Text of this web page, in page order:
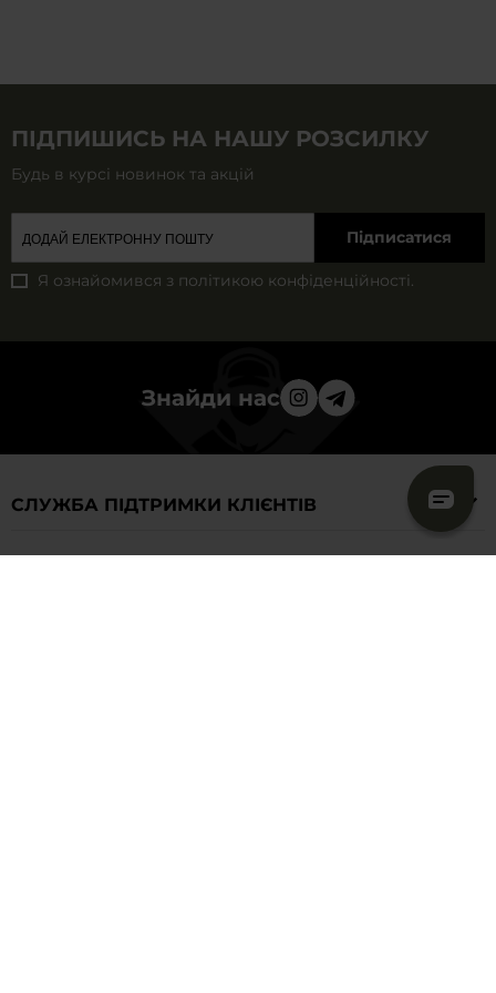
ПІДПИШИСЬ НА НАШУ РОЗСИЛКУ
Будь в курсі новинок та акцій
Підписатися
Я ознайомився з політикою конфіденційності.
Знайди нас
СЛУЖБА ПІДТРИМКИ КЛІЄНТІВ